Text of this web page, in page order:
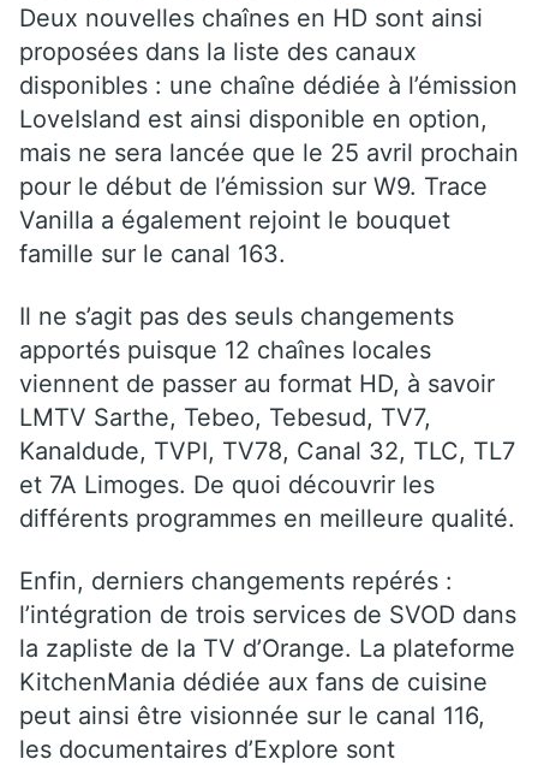
Deux nouvelles chaînes en HD sont ainsi
proposées dans la liste des canaux
disponibles : une chaîne dédiée à l’émission
LoveIsland est ainsi disponible en option,
mais ne sera lancée que le 25 avril prochain
pour le début de l’émission sur W9. Trace
Vanilla a également rejoint le bouquet
famille sur le canal 163.
Il ne s’agit pas des seuls changements
apportés puisque 12 chaînes locales
viennent de passer au format HD, à savoir
LMTV Sarthe, Tebeo, Tebesud, TV7,
Kanaldude, TVPI, TV78, Canal 32, TLC, TL7
et 7A Limoges. De quoi découvrir les
différents programmes en meilleure qualité.
Enfin, derniers changements repérés :
l’intégration de trois services de SVOD dans
la zapliste de la TV d’Orange. La plateforme
KitchenMania dédiée aux fans de cuisine
peut ainsi être visionnée sur le canal 116,
les documentaires d’Explore sont